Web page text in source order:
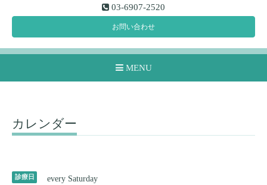
03-6907-2520
お問い合わせ
MENU
カレンダー
診療日 every Saturday